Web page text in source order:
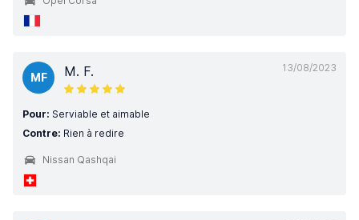
13/08/2023
MF M. F.
Pour: Serviable et aimable
Contre: Rien à redire
Nissan Qashqai